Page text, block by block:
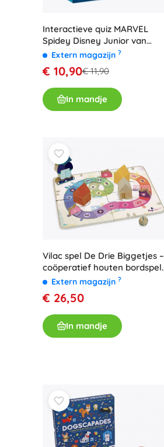
Interactieve quiz MARVEL
Spidey Disney Junior van
Clementoni
Extern magazijn ?
€ 10,90€ 11,90
In mandje
Vilac spel De Drie Biggetjes –
coöperatief houten bordspel
voor kinderen
Extern magazijn ?
€ 26,50
In mandje